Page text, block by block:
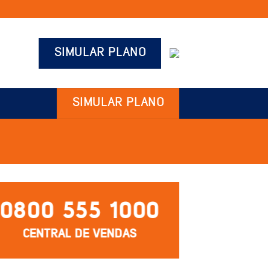
SIMULAR PLANO
SIMULAR PLANO
0800 555 1000
CENTRAL DE VENDAS